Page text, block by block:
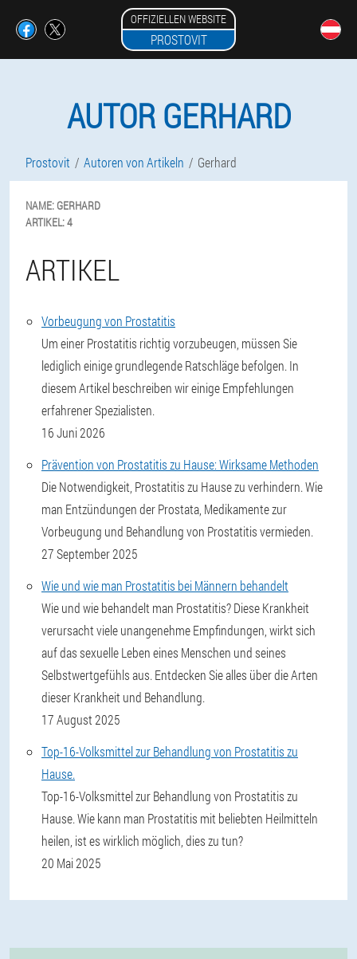
OFFIZIELLEN WEBSITE
PROSTOVIT
AUTOR GERHARD
Prostovit Autoren von Artikeln Gerhard
NAME: GERHARD
ARTIKEL:4
ARTIKEL
Vorbeugung von Prostatitis
Um einer Prostatitis richtig vorzubeugen, müssen Sie
lediglich einige grundlegende Ratschläge befolgen. In
diesem Artikel beschreiben wir einige Empfehlungen
erfahrener Spezialisten.
16 Juni 2026
Prävention von Prostatitis zu Hause: Wirksame Methoden
Die Notwendigkeit, Prostatitis zu Hause zu verhindern. Wie
man Entzündungen der Prostata, Medikamente zur
Vorbeugung und Behandlung von Prostatitis vermieden.
27 September 2025
Wie und wie man Prostatitis bei Männern behandelt
Wie und wie behandelt man Prostatitis? Diese Krankheit
verursacht viele unangenehme Empfindungen, wirkt sich
auf das sexuelle Leben eines Menschen und seines
Selbstwertgefühls aus. Entdecken Sie alles über die Arten
dieser Krankheit und Behandlung.
17 August 2025
Top-16-Volksmittel zur Behandlung von Prostatitis zu
Hause.
Top-16-Volksmittel zur Behandlung von Prostatitis zu
Hause. Wie kann man Prostatitis mit beliebten Heilmitteln
heilen, ist es wirklich möglich, dies zu tun?
20 Mai 2025